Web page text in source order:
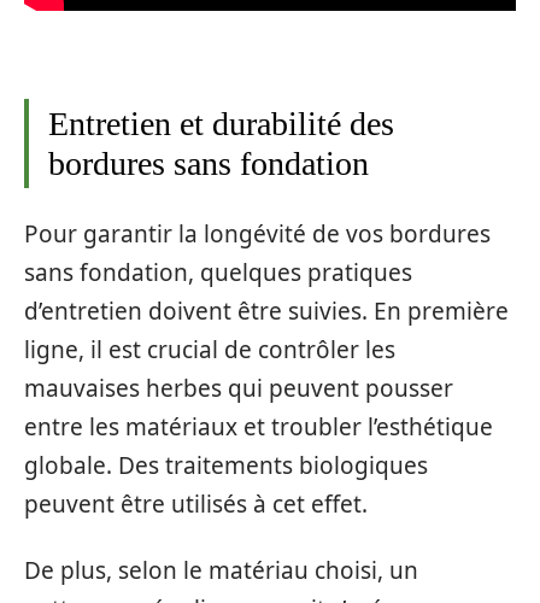
Entretien et durabilité des
bordures sans fondation
Pour garantir la longévité de vos bordures
sans fondation, quelques pratiques
d’entretien doivent être suivies. En première
ligne, il est crucial de contrôler les
mauvaises herbes qui peuvent pousser
entre les matériaux et troubler l’esthétique
globale. Des traitements biologiques
peuvent être utilisés à cet effet.
De plus, selon le matériau choisi, un